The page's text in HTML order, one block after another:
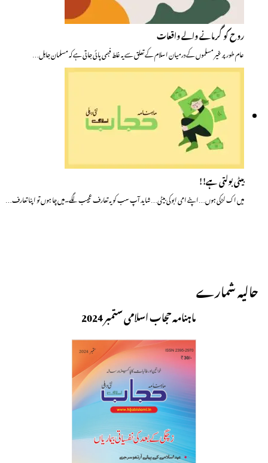
روح کو گرمانے والے واقعات
عام طور پر غیر مسلموں کے درمیان اسلام کے تعلق سے یہ غلط فہمی پائی جاتی ہے کہ مسلمان جاہل…
بیٹی بولتی ہے!!
میں اک لڑکی ہوں…اپنے امی ابو کی بیٹی…شاید آپ سب کو یہ تعارف عجیب لگے۔میں چا ہوں تو اپنا تعارف…
حالیہ شمارے
ماہنامہ حجاب اسلامی ستمبر 2024